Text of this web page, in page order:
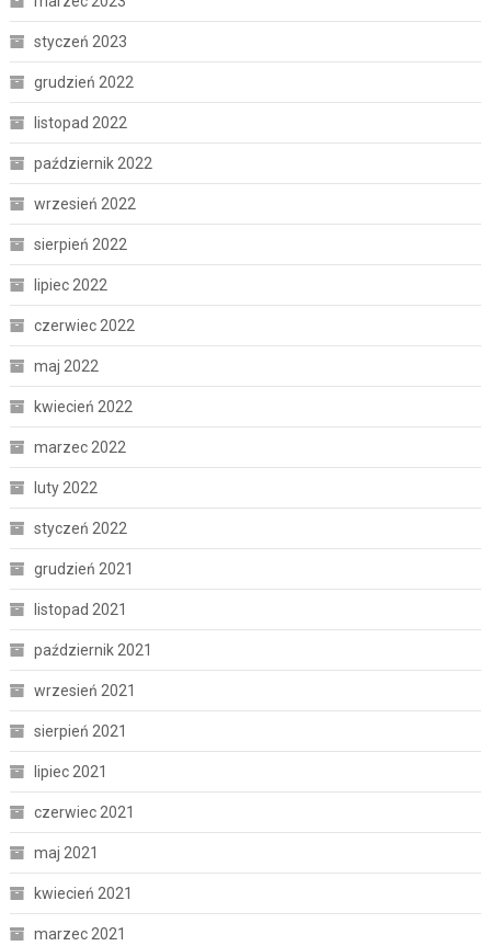
styczeń 2023
grudzień 2022
listopad 2022
październik 2022
wrzesień 2022
sierpień 2022
lipiec 2022
czerwiec 2022
maj 2022
kwiecień 2022
marzec 2022
luty 2022
styczeń 2022
grudzień 2021
listopad 2021
październik 2021
wrzesień 2021
sierpień 2021
lipiec 2021
czerwiec 2021
maj 2021
kwiecień 2021
marzec 2021